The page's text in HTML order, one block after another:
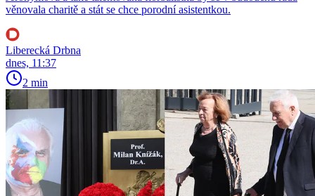
věnovala charitě a stát se chce porodní asistentkou.
Liberecká Drbna
dnes, 11:37
2 min